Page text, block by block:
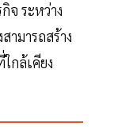
จ ระหว่าง
มารถสร้าง
กล้เคียง